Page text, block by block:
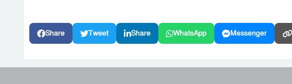
Share Tweet Share WhatsApp Messenger